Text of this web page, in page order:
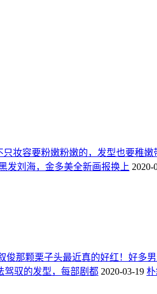
只妆容要粉嫩粉嫩的，发型也要稚
发刘海，金多美全新画报换上 2020-
俊那颗栗子头最近真的好红！好多
驾驭的发型，每部剧都 2020-03-19